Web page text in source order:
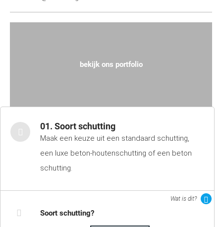
bekijk ons portfolio
01. Soort schutting
Maak een keuze uit een standaard schutting,
een luxe beton-houtenschutting of een beton
schutting.
Wat is dit?
Soort schutting?